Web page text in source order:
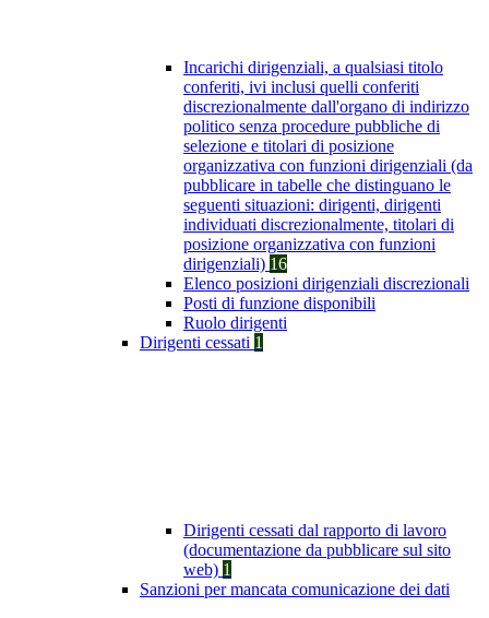
Incarichi dirigenziali, a qualsiasi titolo
conferiti, ivi inclusi quelli conferiti
discrezionalmente dall'organo di indirizzo
politico senza procedure pubbliche di
selezione e titolari di posizione
organizzativa con funzioni dirigenziali (da
pubblicare in tabelle che distinguano le
seguenti situazioni: dirigenti, dirigenti
individuati discrezionalmente, titolari di
posizione organizzativa con funzioni
dirigenziali) 16
Elenco posizioni dirigenziali discrezionali
Posti di funzione disponibili
Ruolo dirigenti
Dirigenti cessati 1
Dirigenti cessati dal rapporto di lavoro
(documentazione da pubblicare sul sito
web) 1
Sanzioni per mancata comunicazione dei dati